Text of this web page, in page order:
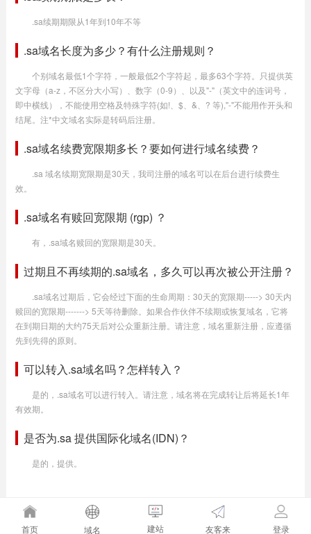
.sa续期期限从1年到10年不等
.sa域名长度为多少？有什么注册规则？
个别域名最低1个字符，一般最低2个字符起，最多63个字符。只提供英
文字母（a-z，不区分大小写）、数字（0-9）、以及"-"（英文中的连词号，
即中横线），不能使用空格及特殊字符(如!、$、&、? 等),"-"不能用作开头和
结尾。注*中文域名实际是转码后注册。
.sa域名续费宽限期多长？要如何进行域名续费？
.sa 域名续期宽限期是30天，我司注册的域名可以在后台进行续费生
效。
.sa域名有赎回宽限期 (rgp) ？
有，.sa域名赎回的宽限期是30天。
过期且不再续期的.sa域名，多久可以再次被公开注册？
.sa域名过期后，它会经过下面的生命周期：30天的宽限期-----> 30天内
赎回的宽限期-------> 5天等待删除。如果合作伙伴不续期或恢复域名，它将
在到期日期的大约75天后对公众重新注册。请注意，域名重新注册，应遵循
先到先得的原则。
可以转入.sa域名吗？怎样转入？
是的，.sa域名可以进行转入。请注意，域名将在完成转让后将延长1年
有效期。
是否为.sa 提供国际化域名(IDN)？
是的，提供。
首页 域名 建站 友客来 登录